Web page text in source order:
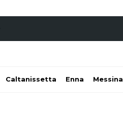
Caltanissetta Enna Messina